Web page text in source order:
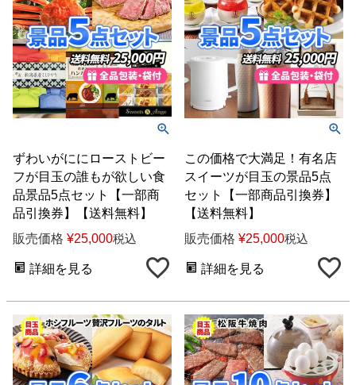
ずわいがににローストビー
フが目玉の誰もが欲しい食
品景品5点セット【一部商
品引換券】【送料無料】
販売価格 ¥25,000税込
詳細を見る
この価格で大満足！有名店
スイーツが目玉の景品5点
セット【一部商品引換券】
【送料無料】
販売価格 ¥25,000税込
詳細を見る